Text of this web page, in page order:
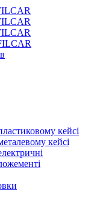
кейсі
кейсі